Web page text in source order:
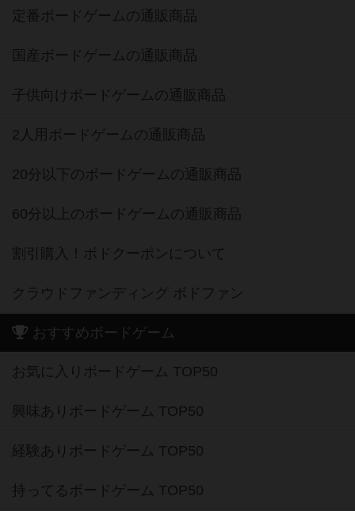
定番ボードゲームの通販商品
国産ボードゲームの通販商品
子供向けボードゲームの通販商品
2人用ボードゲームの通販商品
20分以下のボードゲームの通販商品
60分以上のボードゲームの通販商品
割引購入！ボドクーポンについて
クラウドファンディング ボドファン
おすすめボードゲーム
お気に入りボードゲーム TOP50
興味ありボードゲーム TOP50
経験ありボードゲーム TOP50
持ってるボードゲーム TOP50